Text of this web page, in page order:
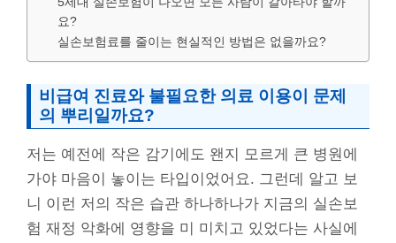
요?
실손보험료를 줄이는 현실적인 방법은 없을까요?
비급여 진료와 불필요한 의료 이용이 문제
의 뿌리일까요?
저는 예전에 작은 감기에도 왠지 모르게 큰 병원에
가야 마음이 놓이는 타입이었어요. 그런데 알고 보
니 이런 저의 작은 습관 하나하나가 지금의 실손보
험 재정 악화에 영향을 미 미치고 있었다는 사실에